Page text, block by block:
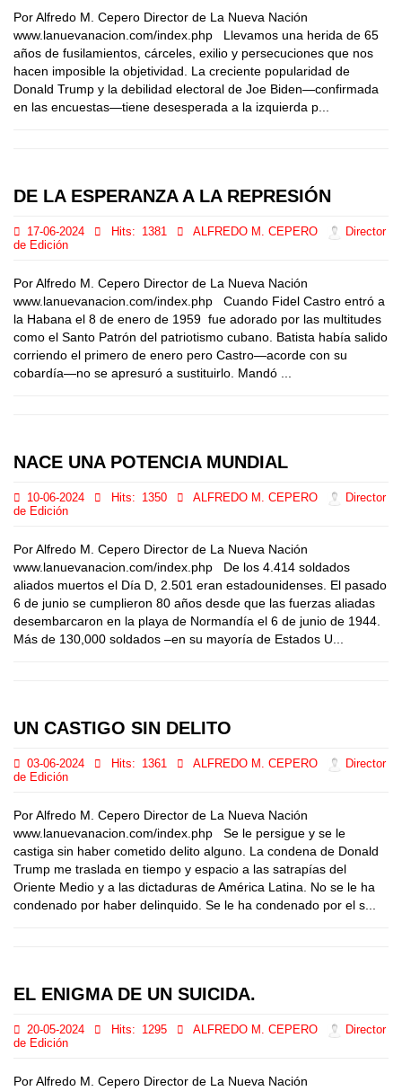
Por Alfredo M. Cepero Director de La Nueva Nación
www.lanuevanacion.com/index.php Llevamos una herida de 65
años de fusilamientos, cárceles, exilio y persecuciones que nos
hacen imposible la objetividad. La creciente popularidad de
Donald Trump y la debilidad electoral de Joe Biden—confirmada
en las encuestas—tiene desesperada a la izquierda p...
DE LA ESPERANZA A LA REPRESIÓN
17-06-2024 Hits: 1381 ALFREDO M. CEPERO
Director
de Edición
Por Alfredo M. Cepero Director de La Nueva Nación
www.lanuevanacion.com/index.php Cuando Fidel Castro entró a
la Habana el 8 de enero de 1959 fue adorado por las multitudes
como el Santo Patrón del patriotismo cubano. Batista había salido
corriendo el primero de enero pero Castro—acorde con su
cobardía—no se apresuró a sustituirlo. Mandó ...
NACE UNA POTENCIA MUNDIAL
10-06-2024 Hits: 1350 ALFREDO M. CEPERO
Director
de Edición
Por Alfredo M. Cepero Director de La Nueva Nación
www.lanuevanacion.com/index.php De los 4.414 soldados
aliados muertos el Día D, 2.501 eran estadounidenses. El pasado
6 de junio se cumplieron 80 años desde que las fuerzas aliadas
desembarcaron en la playa de Normandía el 6 de junio de 1944.
Más de 130,000 soldados –en su mayoría de Estados U...
UN CASTIGO SIN DELITO
03-06-2024 Hits: 1361 ALFREDO M. CEPERO
Director
de Edición
Por Alfredo M. Cepero Director de La Nueva Nación
www.lanuevanacion.com/index.php Se le persigue y se le
castiga sin haber cometido delito alguno. La condena de Donald
Trump me traslada en tiempo y espacio a las satrapías del
Oriente Medio y a las dictaduras de América Latina. No se le ha
condenado por haber delinquido. Se le ha condenado por el s...
EL ENIGMA DE UN SUICIDA.
20-05-2024 Hits: 1295 ALFREDO M. CEPERO
Director
de Edición
Por Alfredo M. Cepero Director de La Nueva Nación